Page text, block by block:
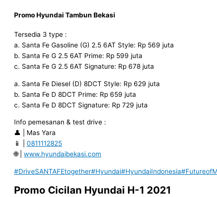
Promo Hyundai TambunBekasi
Tersedia 3 type :
a. Santa Fe Gasoline (G) 2.5 6AT Style: Rp 569 juta
b. Santa Fe G 2.5 6AT Prime: Rp 599 juta
c. Santa Fe G 2.5 6AT Signature: Rp 678 juta
a. Santa Fe Diesel (D) 8DCT Style: Rp 629 juta
b. Santa Fe D 8DCT Prime: Rp 659 juta
c. Santa Fe D 8DCT Signature: Rp 729 juta
Info pemesanan & test drive :
👤 | Mas Yara
📱 |0811112825
🌐 |www.hyundaibekasi.com
#DriveSANTAFEtogether#Hyundai#HyundaiIndonesia
Promo Cicilan Hyundai H-1 2021